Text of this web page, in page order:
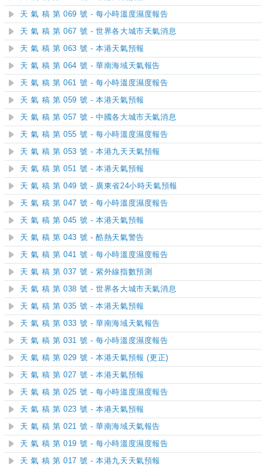
天 氣 稿 第 069 號 - 每小時溫度濕度報告
天 氣 稿 第 067 號 - 世界各大城市天氣消息
天 氣 稿 第 063 號 - 本港天氣預報
天 氣 稿 第 064 號 - 華南海域天氣報告
天 氣 稿 第 061 號 - 每小時溫度濕度報告
天 氣 稿 第 059 號 - 本港天氣預報
天 氣 稿 第 057 號 - 中國各大城市天氣消息
天 氣 稿 第 055 號 - 每小時溫度濕度報告
天 氣 稿 第 053 號 - 本港九天天氣預報
天 氣 稿 第 051 號 - 本港天氣預報
天 氣 稿 第 049 號 - 廣東省24小時天氣預報
天 氣 稿 第 047 號 - 每小時溫度濕度報告
天 氣 稿 第 045 號 - 本港天氣預報
天 氣 稿 第 043 號 - 酷熱天氣警告
天 氣 稿 第 041 號 - 每小時溫度濕度報告
天 氣 稿 第 037 號 - 紫外線指數預測
天 氣 稿 第 038 號 - 世界各大城市天氣消息
天 氣 稿 第 035 號 - 本港天氣預報
天 氣 稿 第 033 號 - 華南海域天氣報告
天 氣 稿 第 031 號 - 每小時溫度濕度報告
天 氣 稿 第 029 號 - 本港天氣預報 (更正)
天 氣 稿 第 027 號 - 本港天氣預報
天 氣 稿 第 025 號 - 每小時溫度濕度報告
天 氣 稿 第 023 號 - 本港天氣預報
天 氣 稿 第 021 號 - 華南海域天氣報告
天 氣 稿 第 019 號 - 每小時溫度濕度報告
天 氣 稿 第 017 號 - 本港九天天氣預報